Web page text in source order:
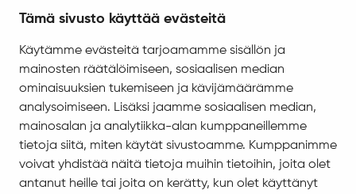
Tämä sivusto käyttää evästeitä
Käytämme evästeitä tarjoamamme sisällön ja
mainosten räätälöimiseen, sosiaalisen median
ominaisuuksien tukemiseen ja kävijämäärämme
analysoimiseen. Lisäksi jaamme sosiaalisen median,
mainosalan ja analytiikka-alan kumppaneillemme
tietoja siitä, miten käytät sivustoamme. Kumppanimme
voivat yhdistää näitä tietoja muihin tietoihin, joita olet
antanut heille tai joita on kerätty, kun olet käyttänyt
Asiakirjajulkisuuskuvaus
Evästeiden hallinta
Yhteystiedot
Jäämerentie 1, 99601 Sodankylä
Kaikki yhteystiedot
Henkilökunnan intranet